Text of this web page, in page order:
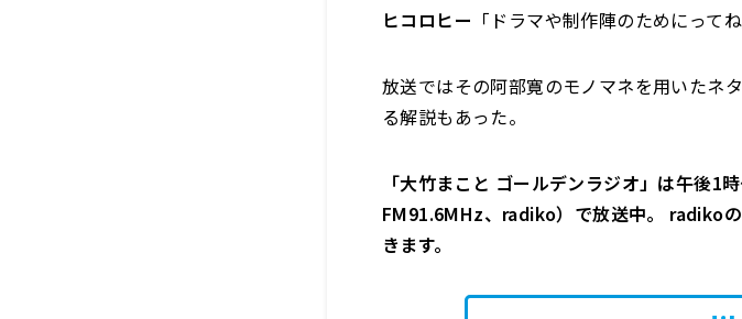
ヒコロヒー 「ドラマや制作陣のためにってね
放送ではその阿部寛のモノマネを用いたネ
る解説もあった。
「大竹まこと ゴールデンラジオ」は午後1
FM91.6MHz、radiko）で放送中。 radiko
きます。